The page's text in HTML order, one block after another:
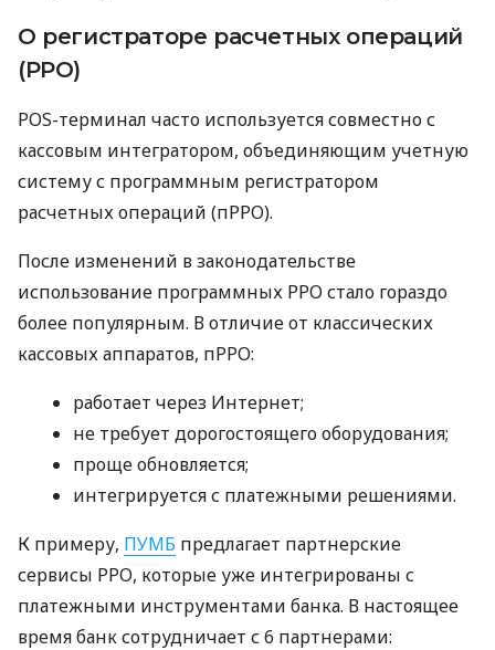
О регистраторе расчетных операций
(РРО)
POS-терминал часто используется совместно с
кассовым интегратором, объединяющим учетную
систему с программным регистратором
расчетных операций (пРРО).
После изменений в законодательстве
использование программных РРО стало гораздо
более популярным. В отличие от классических
кассовых аппаратов, пРРО:
работает через Интернет;
не требует дорогостоящего оборудования;
проще обновляется;
интегрируется с платежными решениями.
К примеру, ПУМБ предлагает партнерские
сервисы РРО, которые уже интегрированы с
платежными инструментами банка. В настоящее
время банк сотрудничает с 6 партнерами: